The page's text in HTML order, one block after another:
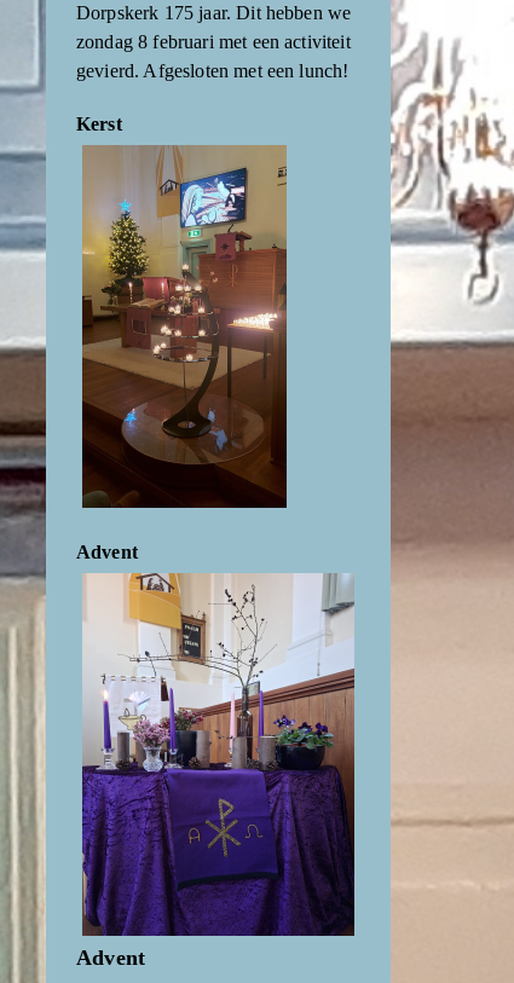
Dorpskerk 175 jaar. Dit hebben we
zondag 8 februari met een activiteit
gevierd. Afgesloten met een lunch!
Kerst
Advent
Advent